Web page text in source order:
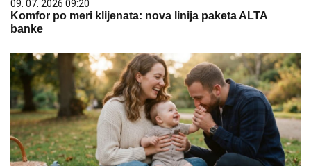
09. 07. 2026 09:20
Komfor po meri klijenata: nova linija paketa ALTA
banke